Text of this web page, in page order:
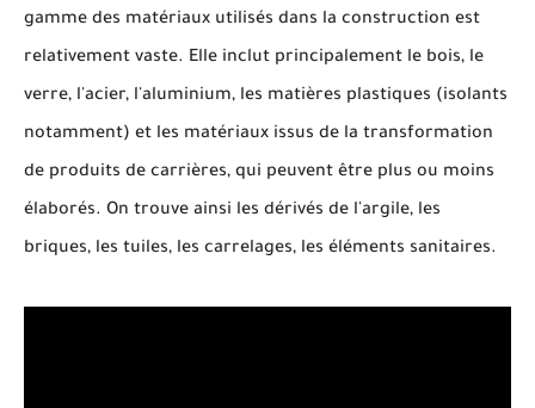
gamme des matériaux utilisés dans la construction est
relativement vaste. Elle inclut principalement le bois, le
verre, l'acier, l'aluminium, les matières plastiques (isolants
notamment) et les matériaux issus de la transformation
de produits de carrières, qui peuvent être plus ou moins
élaborés. On trouve ainsi les dérivés de l'argile, les
briques, les tuiles, les carrelages, les éléments sanitaires.